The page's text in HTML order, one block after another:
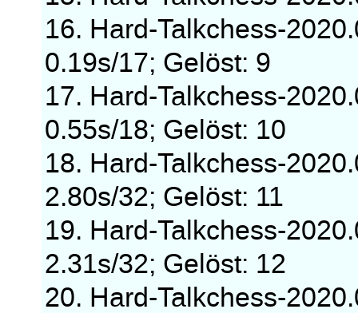
16. Hard-Talkchess-
0.19s/17; Gelöst: 9
17. Hard-Talkchess-
0.55s/18; Gelöst: 10
18. Hard-Talkchess-
2.80s/32; Gelöst: 11
19. Hard-Talkchess-
2.31s/32; Gelöst: 12
20. Hard-Talkchess-